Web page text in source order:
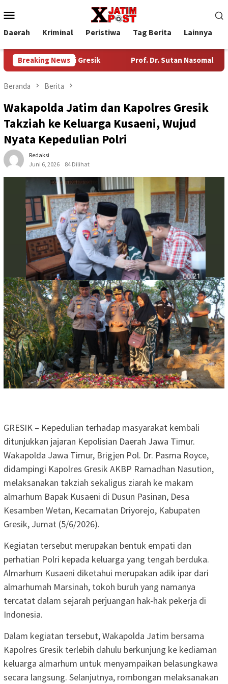
ke
kontenMobile
Daerah Kriminal Peristiwa Tag Berita Lainnya
Breaking News
Industri Gresik Prof. Dr. Sutan Nasomal Harapkan
Beranda Berita
Wakapolda Jatim dan Kapolres Gresik
Takziah ke Keluarga Kusaeni, Wujud
Nyata Kepedulian Polri
Redaksi
Juni 6, 2026
84 Dilihat
GRESIK – Kepedulian terhadap masyarakat kembali
ditunjukkan jajaran Kepolisian Daerah Jawa Timur.
Wakapolda Jawa Timur, Brigjen Pol. Dr. Pasma Royce,
didampingi Kapolres Gresik AKBP Ramadhan Nasution,
melaksanakan takziah sekaligus ziarah ke makam
almarhum Bapak Kusaeni di Dusun Pasinan, Desa
Kesamben Wetan, Kecamatan Driyorejo, Kabupaten
Gresik, Jumat (5/6/2026).
Kegiatan tersebut merupakan bentuk empati dan
perhatian Polri kepada keluarga yang tengah berduka.
Almarhum Kusaeni diketahui merupakan adik ipar dari
almarhumah Marsinah, tokoh buruh yang namanya
tercatat dalam sejarah perjuangan hak-hak pekerja di
Indonesia.
Dalam kegiatan tersebut, Wakapolda Jatim bersama
Kapolres Gresik terlebih dahulu berkunjung ke kediaman
keluarga almarhum untuk menyampaikan belasungkawa
secara langsung. Selanjutnya, rombongan melaksanakan